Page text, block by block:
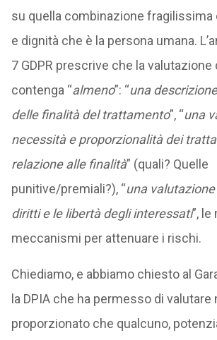
su quella combinazione fragilissima
e dignità che è la persona umana.
7 GDPR prescrive che la valutazione
contenga “almeno”: “una
delle finalità del trattamento”, “una
necessità e proporzionalità dei
relazione alle finalità” (quali? Quelle
punitive/premiali?), “una
diritti e le libertà degli interessati”,
meccanismi per attenuare i rischi.
Chiediamo, e abbiamo chiesto al
la DPIA che ha permesso di
proporzionato che qualcuno,